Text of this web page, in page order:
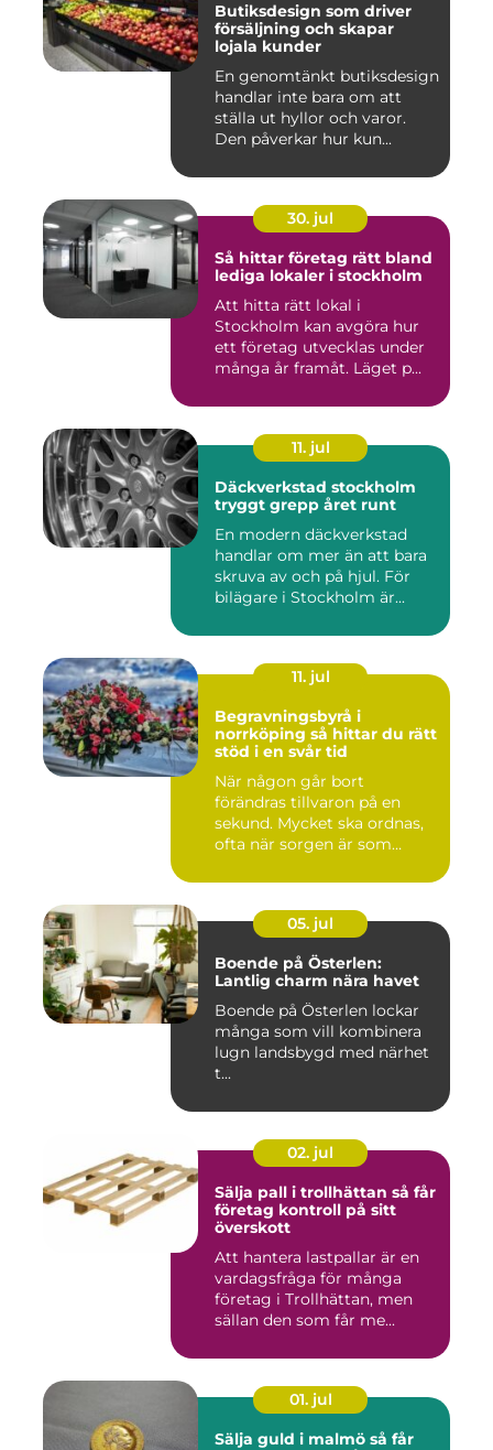
Butiksdesign som driver
försäljning och skapar
lojala kunder
En genomtänkt butiksdesign
handlar inte bara om att
ställa ut hyllor och varor.
Den påverkar hur kun...
30. jul
Så hittar företag rätt bland
lediga lokaler i stockholm
Att hitta rätt lokal i
Stockholm kan avgöra hur
ett företag utvecklas under
många år framåt. Läget p...
11. jul
Däckverkstad stockholm
tryggt grepp året runt
En modern däckverkstad
handlar om mer än att bara
skruva av och på hjul. För
bilägare i Stockholm är...
11. jul
Begravningsbyrå i
norrköping så hittar du rätt
stöd i en svår tid
När någon går bort
förändras tillvaron på en
sekund. Mycket ska ordnas,
ofta när sorgen är som
05. jul
Boende på Österlen:
Lantlig charm nära havet
Boende på Österlen lockar
många som vill kombinera
lugn landsbygd med närhet
t...
02. jul
Sälja pall i trollhättan så får
företag kontroll på sitt
överskott
Att hantera lastpallar är en
vardagsfråga för många
företag i Trollhättan, men
sällan den som får me...
01. jul
Sälja guld i malmö så får